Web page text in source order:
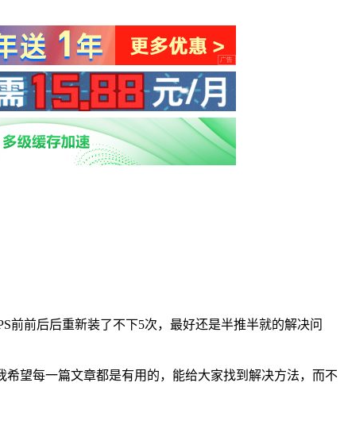
前前后后重新装了不下5次，最好还是半推半就的解决问
望每一篇文章都是有用的，能给大家找到解决方法，而不